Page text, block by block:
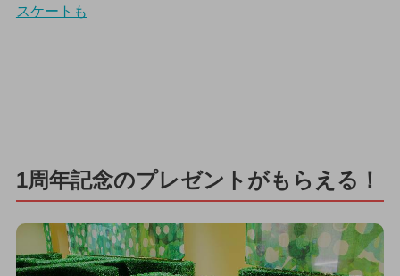
スケートも
1周年記念のプレゼントがもらえる！